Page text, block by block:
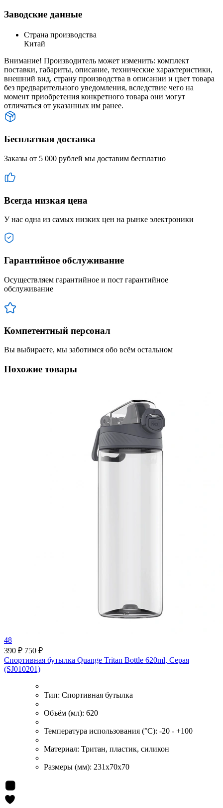
Заводские данные
Страна производства
Китай
Внимание! Производитель может изменить: комплект
поставки, габариты, описание, технические характеристики,
внешний вид, страну производства в описании и цвет товара
без предварительного уведомления, вследствие чего на
момент приобретения конкретного товара они могут
отличаться от указанных им ранее.
Бесплатная доставка
Заказы от 5 000 рублей мы доставим бесплатно
Всегда низкая цена
У нас одна из самых низких цен на рынке электроники
Гарантийное обслуживание
Осуществляем гарантийное и пост гарантийное
обслуживание
Компетентный персонал
Вы выбираете, мы заботимся обо всём остальном
Похожие товары
48
390 ₽ 750 ₽
Спортивная бутылка Quange Tritan Bottle 620ml, Серая
(SJ010201)
Тип: Спортивная бутылка
Объём (мл): 620
Температура использования (°С): -20 - +100
Материал: Тритан, пластик, силикон
Размеры (мм): 231x70x70